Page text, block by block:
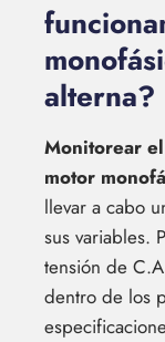
alterna?
Monitorear
motor
llevar a cabo
sus variables.
tensión de
dentro de los